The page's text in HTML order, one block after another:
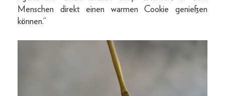
Menschen direkt einen warmen Cookie genießen
können.“